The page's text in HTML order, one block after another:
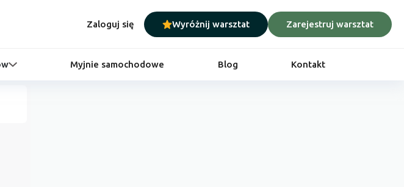
Zaloguj się Wyróżnij warsztat Zarejestruj warsztat
Myjnie samochodowe Blog Kontakt